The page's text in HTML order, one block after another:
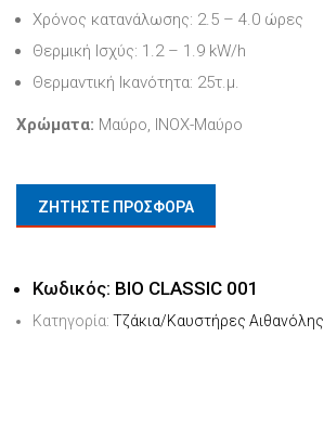
Χρόνος κατανάλωσης: 2.5 – 4.0 ώρες
Θερμική Ισχύς: 1.2 – 1.9 kW/h
Θερμαντική Ικανότητα: 25τ.μ.
Χρώματα: Μαύρο, ΙΝΟΧ-Μαύρο
ΖΗΤΗΣΤΕ ΠΡΟΣΦΟΡΑ
Κωδικός: BIO CLASSIC 001
Κατηγορία: Τζάκια/Καυστήρες Αιθανόλης